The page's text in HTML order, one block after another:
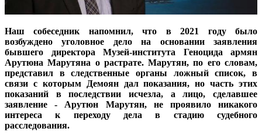
Наш собеседник напомнил, что в 2021 году было
возбуждено уголовное дело на основании заявления
бывшего директора Музей-института Геноцида армян
Арутюна Марутяна о растрате. Марутян, по его словам,
представил в следственные органы ложный список, в
связи с которым Демоян дал показания, но часть этих
показаний в последствии исчезла, а лицо, сделавшее
заявление - Арутюн Марутян, не проявило никакого
интереса к переходу дела в стадию судебного
расследования.